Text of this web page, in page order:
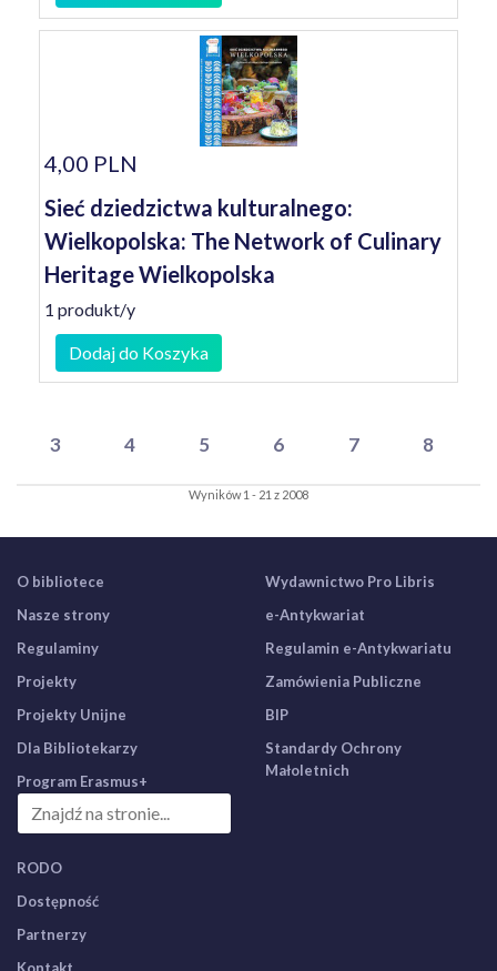
4,00 PLN
Sieć dziedzictwa kulturalnego:
Wielkopolska: The Network of Culinary
Heritage Wielkopolska
1 produkt/y
Dodaj do Koszyka
3 4 5 6 7 8
Wyników 1 - 21 z 2008
O bibliotece
Nasze strony
Regulaminy
Projekty
Projekty Unijne
Dla Bibliotekarzy
Program Erasmus+
Wydawnictwo Pro Libris
e-Antykwariat
Regulamin e-Antykwariatu
Zamówienia Publiczne
BIP
Standardy Ochrony
Małoletnich
RODO
Dostępność
Partnerzy